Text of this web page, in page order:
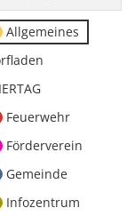
Allgemeines
Feuerwehr
Förderverein
Gemeinde
Infozentrum